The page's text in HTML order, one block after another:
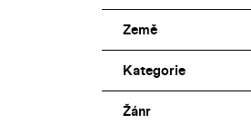
Země
Kategorie
Žánr